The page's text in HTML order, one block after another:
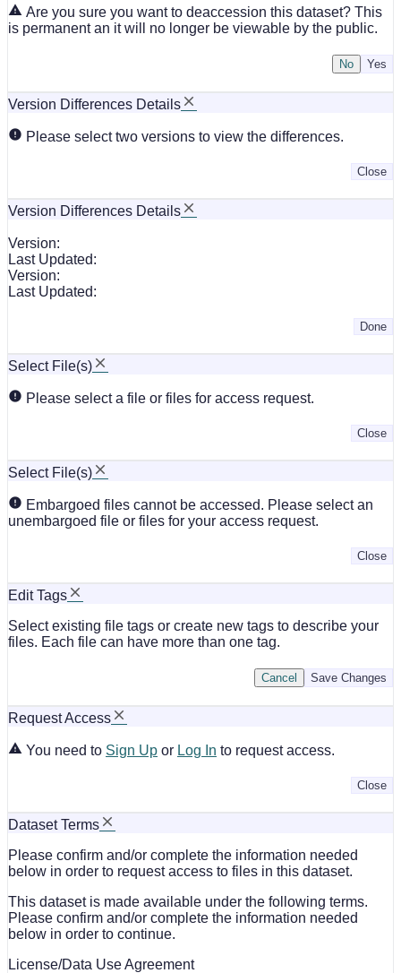
Are you sure you want to deaccession this dataset? This
is permanent an it will no longer be viewable by the public.
No
Version Differences Details
Please select two versions to view the differences.
Close
Version Differences Details
Version:
Last Updated:
Version:
Last Updated:
Done
Select File(s)
Please select a file or files for access request.
Close
Select File(s)
Embargoed files cannot be accessed. Please select an
unembargoed file or files for your access request.
Close
Edit Tags
Select existing file tags or create new tags to describe your
files. Each file can have more than one tag.
Save Changes
Cancel
Request Access
You need to Sign Up or Log In to request access.
Close
Dataset Terms
Please confirm and/or complete the information needed
below in order to request access to files in this dataset.
This dataset is made available under the following terms.
Please confirm and/or complete the information needed
below in order to continue.
License/Data Use Agreement